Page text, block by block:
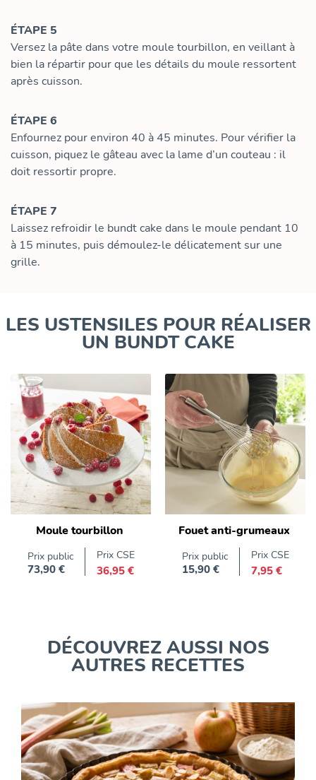
ÉTAPE 5
Versez la pâte dans votre moule tourbillon, en veillant à
bien la répartir pour que les détails du moule ressortent
après cuisson.
ÉTAPE 6
Enfournez pour environ 40 à 45 minutes. Pour vérifier la
cuisson, piquez le gâteau avec la lame d’un couteau : il
doit ressortir propre.
ÉTAPE 7
Laissez refroidir le bundt cake dans le moule pendant 10
à 15 minutes, puis démoulez-le délicatement sur une
grille.
LES USTENSILES POUR RÉALISER
UN BUNDT CAKE
Moule tourbillon
Prix public
Prix
73,90 €
Prix CSE
36,95 €
Fouet anti-grumeaux
Prix public
Prix
15,90 €
Prix CSE
7,95 €
DÉCOUVREZ AUSSI NOS
AUTRES RECETTES